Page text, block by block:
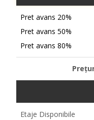
Pret avans 20%
Pret avans 50%
Pret avans 80%
Etaje Disponibile